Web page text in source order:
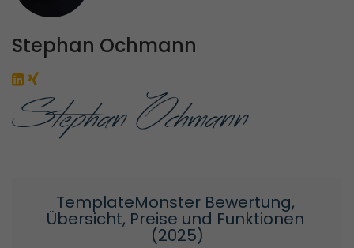
Stephan Ochmann
TemplateMonster Bewertung,
Übersicht, Preise und Funktionen
(2025)